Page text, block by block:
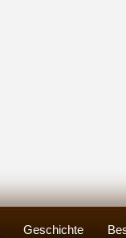
Geschichte